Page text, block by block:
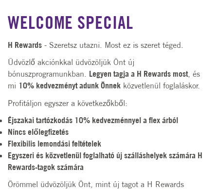
WELCOME SPECIAL
H Rewards - Szeretsz utazni. Most ez is szeret téged.
Üdvözlő akciónkkal üdvözöljük Önt új
bónuszprogramunkban. Legyen tagja a H Rewards most, és
mi 10% kedvezményt adunk Önnek közvetlenül foglaláskor.
Profitáljon egyszer a következőkből:
Éjszakai tartózkodás 10% kedvezménnyel a flex árból
Nincs előlegfizetés
Flexibilis lemondási feltételek
Egyszeri és közvetlenül foglalható új szálláshelyek számára H
Rewards-tagok számára
Örömmel üdvözöljük Önt, mint új tagot a H Rewards